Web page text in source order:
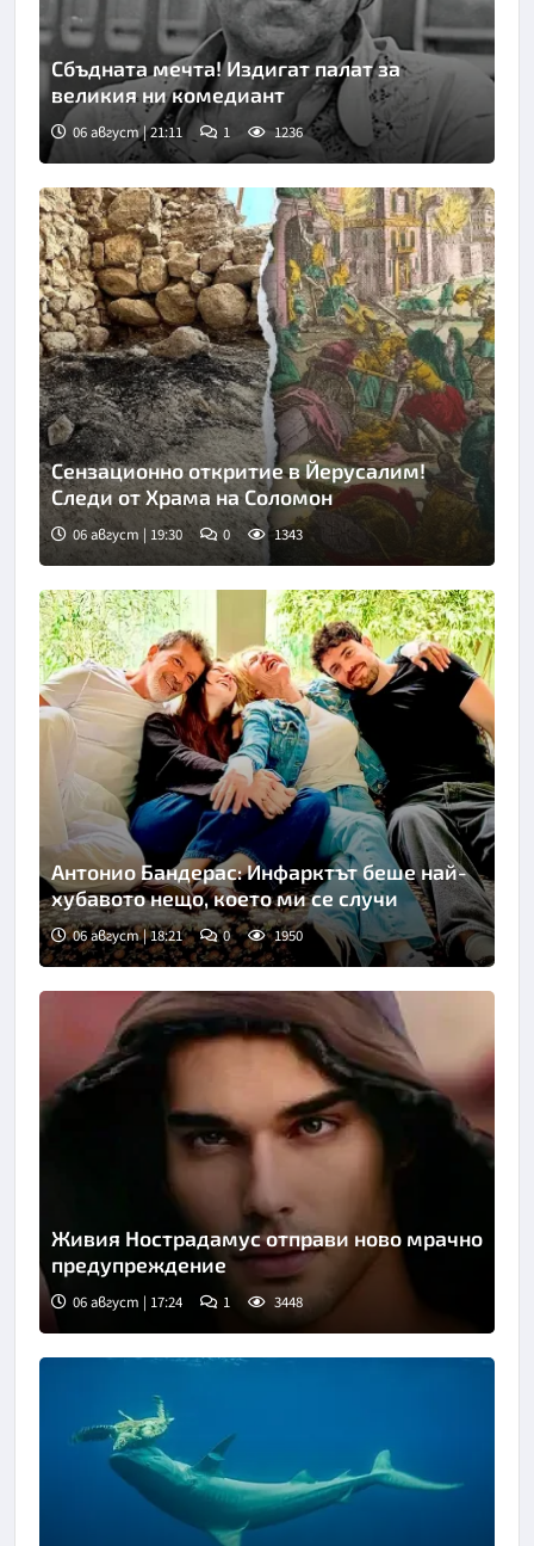
Сбъдната мечта! Издигат палат за
великия ни комедиант
06 август | 21:11 1 1236
Снимка: Fox news
Сензационно откритие в Йерусалим!
Следи от Храма на Соломон
06 август | 19:30 0 1343
Снимка: Инстаграм
Антонио Бандерас: Инфарктът беше най-
хубавото нещо, което ми се случи
06 август | 18:21 0 1950
Живия Нострадамус отправи ново мрачно
предупреждение
06 август | 17:24 1 3448